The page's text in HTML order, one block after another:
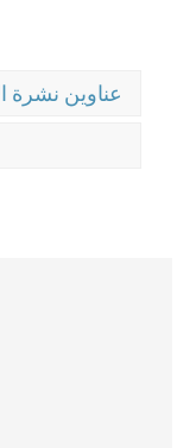
عناوين نشرة الأربعاء 21 أيلول